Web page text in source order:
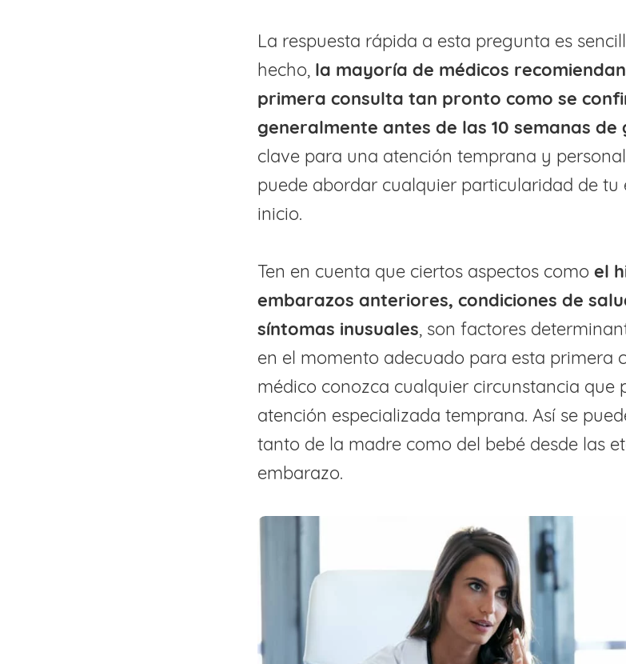
La respuesta rápida a esta pregunta es
hecho, la mayoría de médicos
primera consulta tan pronto como se
generalmente antes de las 10 semanas de
clave para una atención temprana y
puede abordar cualquier particularidad de tu
inicio.
Ten en cuenta que ciertos aspectos como el
embarazos anteriores, condiciones de
síntomas inusuales, son factores
en el momento adecuado para esta primera
médico conozca cualquier circunstancia que
atención especializada temprana. Así se
tanto de la madre como del bebé desde las
embarazo.